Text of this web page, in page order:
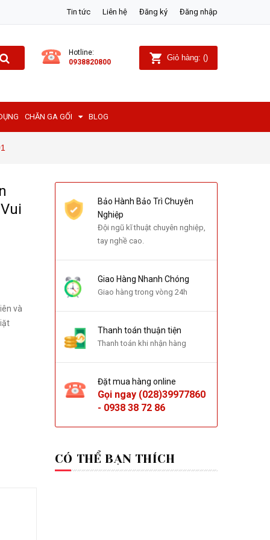
Tin tức Liên hệ Đăng ký Đăng nhập
Hotline:
0938820800
Giỏ hàng: ()
CHĂN GA GỐI BLOG
và
Bảo Hành Bảo Trì Chuyên
Nghiệp
Đội ngũ kĩ thuật chuyên nghiệp,
tay nghề cao.
Giao Hàng Nhanh Chóng
Giao hàng trong vòng 24h
Thanh toán thuận tiện
Thanh toán khi nhận hàng
Đặt mua hàng online
Gọi ngay (028)39977860
- 0938 38 72 86
CÓ THỂ BẠN THÍCH